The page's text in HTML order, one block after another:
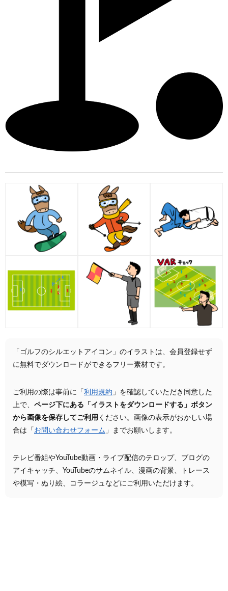
「ゴルフのシルエットアイコン」のイラストは、会員登録せず
に無料でダウンロードができるフリー素材です。
ご利用の際は事前に「 利用規約 」を確認していただき同意した
上で、 ページ下にある「イラストをダウンロードする」ボタン
から画像を保存してご利用 ください。画像の表示がおかしい場
合は「 お問い合わせフォーム 」までお願いします。
テレビ番組やYouTube動画・ライブ配信のテロップ、ブログの
アイキャッチ、YouTubeのサムネイル、漫画の背景、トレース
や模写・ぬり絵、コラージュなどにご利用いただけます。